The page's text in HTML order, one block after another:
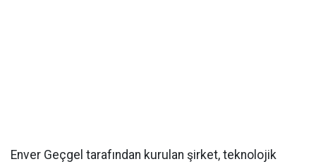
Enver Geçgel tarafından kurulan şirket, teknolojik